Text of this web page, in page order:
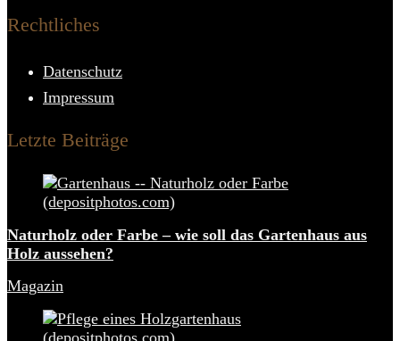
Rechtliches
Datenschutz
Impressum
Letzte Beiträge
Naturholz oder Farbe – wie soll das Gartenhaus aus
Holz aussehen?
Magazin